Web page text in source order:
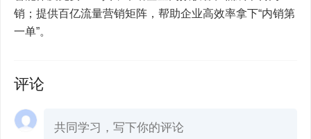
销；提供百亿流量营销矩阵，帮助企业高效率拿下“内销第
一单”。
评论